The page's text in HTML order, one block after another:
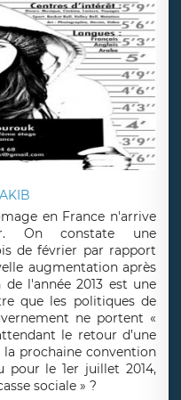
en France n'arrive
On constate une
de février par rapport
augmentation après
l'année 2013 est une
que les politiques de
ne portent «
le retour d’une
prochaine convention
pour le 1er juillet 2014,
sociale » ?